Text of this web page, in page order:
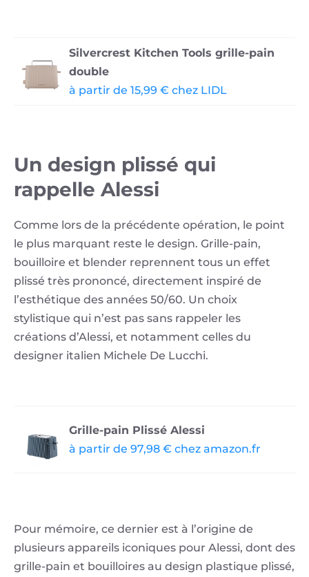
Silvercrest Kitchen Tools grille-pain
double
à partir de 15,99 € chez LIDL
Un design plissé qui
rappelle Alessi
Comme lors de la précédente opération, le point
le plus marquant reste le design. Grille-pain,
bouilloire et blender reprennent tous un effet
plissé très prononcé, directement inspiré de
l’esthétique des années 50/60. Un choix
stylistique qui n’est pas sans rappeler les
créations d’Alessi, et notamment celles du
designer italien Michele De Lucchi.
Grille-pain Plissé Alessi
à partir de 97,98 € chez amazon.fr
Pour mémoire, ce dernier est à l’origine de
plusieurs appareils iconiques pour Alessi, dont des
grille-pain et bouilloires au design plastique plissé,